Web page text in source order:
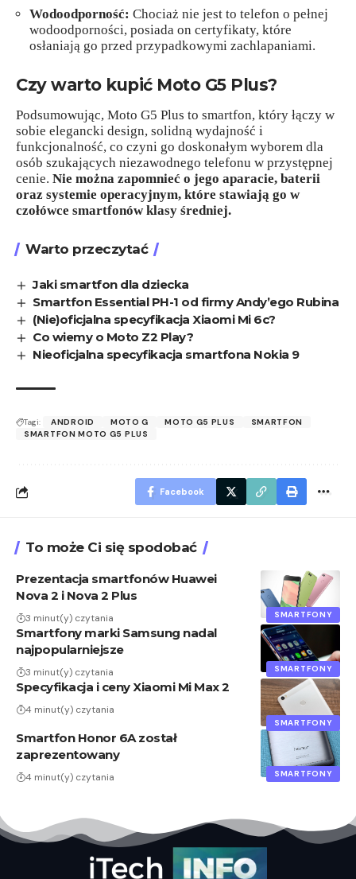
Wodoodporność: Chociaż nie jest to telefon o pełnej
wodoodporności, posiada on certyfikaty, które
osłaniają go przed przypadkowymi zachlapaniami.
Czy warto kupić Moto G5 Plus?
Podsumowując, Moto G5 Plus to smartfon, który łączy w
sobie elegancki design, solidną wydajność i
funkcjonalność, co czyni go doskonałym wyborem dla
osób szukających niezawodnego telefonu w przystępnej
cenie. Nie można zapomnieć o jego aparacie, baterii
oraz systemie operacyjnym, które stawiają go w
czołówce smartfonów klasy średniej.
Warto przeczytać
Jaki smartfon dla dziecka
Smartfon Essential PH-1 od firmy Andy’ego Rubina
(Nie)oficjalna specyfikacja Xiaomi Mi 6c?
Co wiemy o Moto Z2 Play?
Nieoficjalna specyfikacja smartfona Nokia 9
Tagi: ANDROID MOTO G MOTO G5 PLUS
SMARTFON
SMARTFON MOTO G5 PLUS
Facebook
To może Ci się spodobać
SMARTFONY
Prezentacja smartfonów Huawei
Nova 2 i Nova 2 Plus
3 minut(y) czytania
SMARTFONY
Smartfony marki Samsung nadal
najpopularniejsze
3 minut(y) czytania
SMARTFONY
Specyfikacja i ceny Xiaomi Mi Max 2
4 minut(y) czytania
SMARTFONY
Smartfon Honor 6A został
zaprezentowany
4 minut(y) czytania